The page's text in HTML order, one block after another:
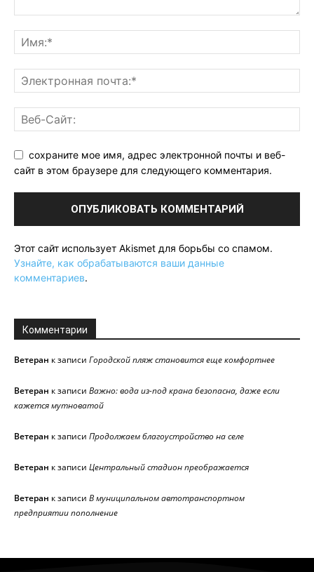
сохраните мое имя, адрес электронной почты и веб-
сайт в этом браузере для следующего комментария.
Этот сайт использует Akismet для борьбы со спамом.
Узнайте, как обрабатываются ваши данные
комментариев.
Комментарии
Ветеран к записи Городской пляж становится еще комфортнее
Ветеран к записи Важно: вода из-под крана безопасна, даже если
кажется мутноватой
Ветеран к записи Продолжаем благоустройство на селе
Ветеран к записи Центральный стадион преображается
Ветеран к записи В муниципальном автотранспортном
предприятии пополнение